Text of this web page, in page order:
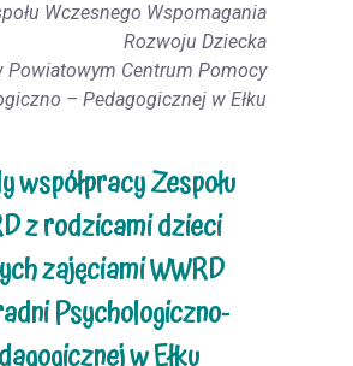
Wczesnego Wspomagania
Rozwoju Dziecka
Powiatowym Centrum Pomocy
– Pedagogicznej w Ełku
współpracy Zespołu
z rodzicami dzieci
zajęciami WWRD
Psychologiczno-